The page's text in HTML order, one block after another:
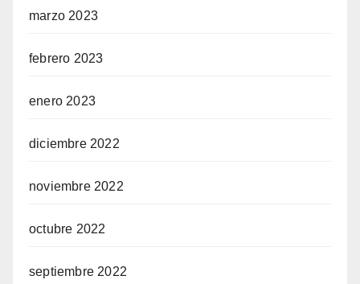
marzo 2023
febrero 2023
enero 2023
diciembre 2022
noviembre 2022
octubre 2022
septiembre 2022